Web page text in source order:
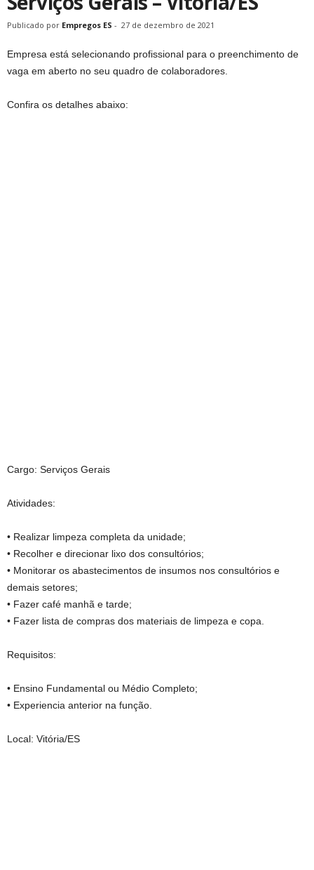
Publicado por Empregos ES - 27 de dezembro de 2021
Empresa está selecionando profissional para o preenchimento de
vaga em aberto no seu quadro de colaboradores.
Confira os detalhes abaixo:
Cargo: Serviços Gerais
Atividades:
• Realizar limpeza completa da unidade;
• Recolher e direcionar lixo dos consultórios;
• Monitorar os abastecimentos de insumos nos consultórios e
demais setores;
• Fazer café manhã e tarde;
• Fazer lista de compras dos materiais de limpeza e copa.
Requisitos:
• Ensino Fundamental ou Médio Completo;
• Experiencia anterior na função.
Local: Vitória/ES